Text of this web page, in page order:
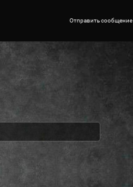
Отправить сообщение